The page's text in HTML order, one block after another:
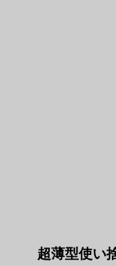
超薄型使い